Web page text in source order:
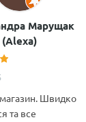
Марущак
(Alexa)
Швидко
та все